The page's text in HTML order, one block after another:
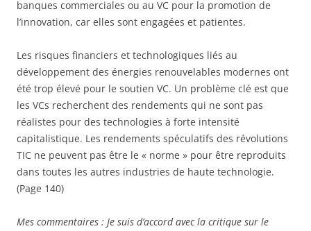
banques commerciales ou au VC pour la promotion de
l’innovation, car elles sont engagées et patientes.
Les risques financiers et technologiques liés au
développement des énergies renouvelables modernes ont
été trop élevé pour le soutien VC. Un problème clé est que
les VCs recherchent des rendements qui ne sont pas
réalistes pour des technologies à forte intensité
capitalistique. Les rendements spéculatifs des révolutions
TIC ne peuvent pas être le « norme » pour être reproduits
dans toutes les autres industries de haute technologie.
(Page 140)
Mes commentaires : Je suis d’accord avec la critique sur le